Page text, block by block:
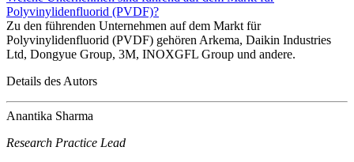
Polyvinylidenfluorid (PVDF)?
Zu den führenden Unternehmen auf dem Markt für
Polyvinylidenfluorid (PVDF) gehören Arkema, Daikin Industries
Ltd, Dongyue Group, 3M, INOXGFL Group und andere.
Details des Autors
Anantika Sharma
Research Practice Lead